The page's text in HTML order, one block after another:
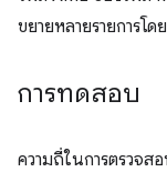
ขยายหลายรายการโ
การทดสอบ
ความถี่ในการตรวจส